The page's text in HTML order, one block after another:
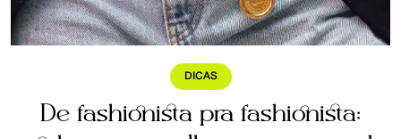
DICAS
De fashionista pra fashionista: